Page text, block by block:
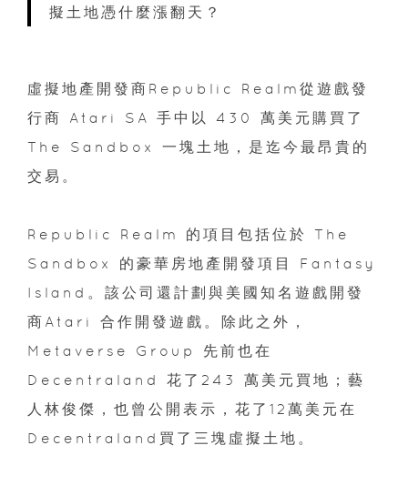
擬土地憑什麼漲翻天？
虛擬地產開發商Republic Realm從遊戲發
行商 Atari SA 手中以 430 萬美元購買了
The Sandbox 一塊土地，是迄今最昂貴的
交易。
Republic Realm 的項目包括位於 The
Sandbox 的豪華房地產開發項目 Fantasy
Island。該公司還計劃與美國知名遊戲開發
商Atari 合作開發遊戲。除此之外，
Metaverse Group 先前也在
Decentraland 花了243 萬美元買地；藝
人林俊傑，也曾公開表示，花了12萬美元在
Decentraland買了三塊虛擬土地。